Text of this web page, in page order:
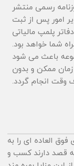
رسمی منتشر
امور پس از ثبت
پلمپ مالیاتی
شما خواهد بود.
باعث می ‌شود
ممکن و بدون
وقت انجام گردد.
فوق العاده ای را به
قصد دارند کسب و